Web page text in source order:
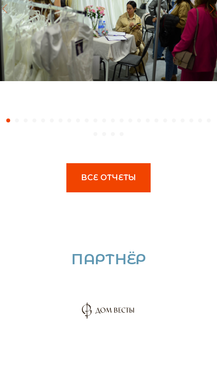
ВСЕ ОТЧЕТЫ
ПАРТНЁР